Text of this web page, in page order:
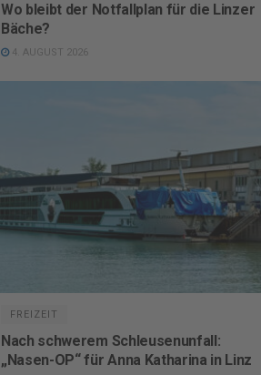
Wo bleibt der Notfallplan für die Linzer
Bäche?
4. AUGUST 2026
FREIZEIT
Nach schwerem Schleusenunfall:
„Nasen-OP“ für Anna Katharina in Linz